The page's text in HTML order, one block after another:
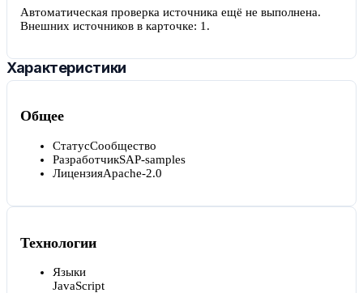
Автоматическая проверка источника ещё не выполнена.
Внешних источников в карточке: 1 .
Характеристики
Общее
СтатусСообщество
РазработчикSAP-samples
ЛицензияApache-2.0
Технологии
Языки
JavaScript